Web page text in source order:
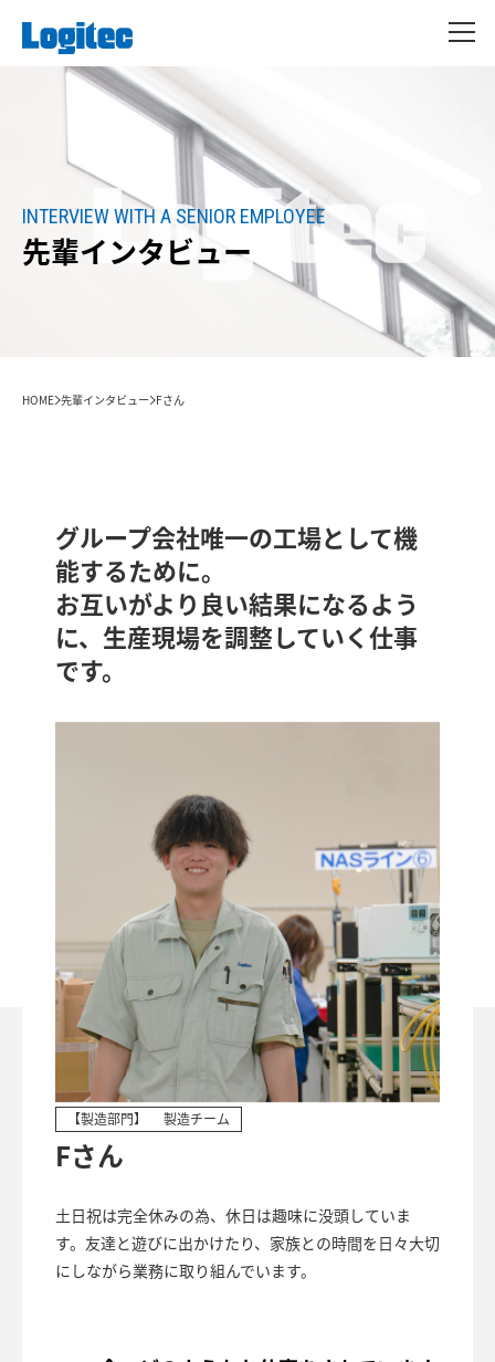
INTERVIEW WITH A SENIOR EMPLOYEE
先輩インタビュー
HOME 先輩インタビュー Fさん
グループ会社唯一の工場として機
能するために。
お互いがより良い結果になるよう
に、生産現場を調整していく仕事
です。
【製造部門】 製造チーム
Fさん
土日祝は完全休みの為、休日は趣味に没頭していま
す。友達と遊びに出かけたり、家族との時間を日々大切
にしながら業務に取り組んでいます。